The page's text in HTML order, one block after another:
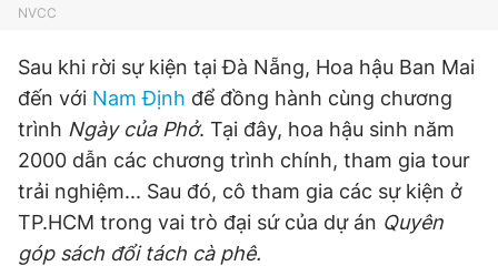
NVCC
Sau khi rời sự kiện tại Đà Nẵng, Hoa hậu Ban Mai
đến với Nam Định để đồng hành cùng chương
trình Ngày của Phở. Tại đây, hoa hậu sinh năm
2000 dẫn các chương trình chính, tham gia tour
trải nghiệm... Sau đó, cô tham gia các sự kiện ở
TP.HCM trong vai trò đại sứ của dự án Quyên
góp sách đổi tách cà phê.